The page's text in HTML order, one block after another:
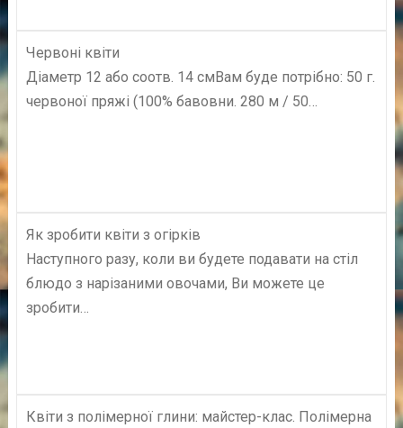
Червоні квіти
Діаметр 12 або соотв. 14 смВам буде потрібно: 50 г.
червоної пряжі (100% бавовни. 280 м / 50…
Як зробити квіти з огірків
Наступного разу, коли ви будете подавати на стіл
блюдо з нарізаними овочами, Ви можете це
зробити…
Квіти з полімерної глини: майстер-клас. Полімерна